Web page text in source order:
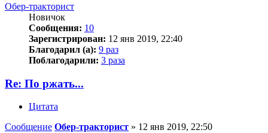
Обер-тракторист
Новичок
Сообщения: 10
Зарегистрирован: 12 янв 2019, 22:40
Благодарил (а): 9 раз
Поблагодарили: 3 раза
Re: По ржать...
Цитата
Сообщение Обер-тракторист » 12 янв 2019, 22:50